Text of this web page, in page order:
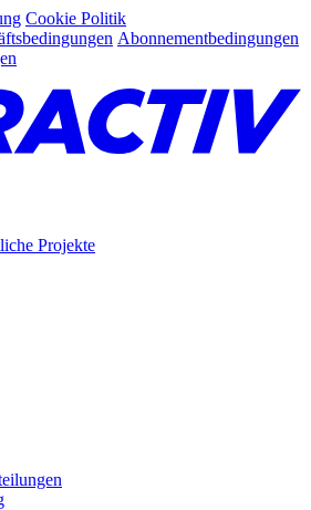
Cookie Politik
Abonnementbedingungen
Projekte